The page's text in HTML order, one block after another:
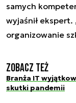
samych
wyjaśnił
organizowanie
Zobacz też
Branża IT
skutki pandemii